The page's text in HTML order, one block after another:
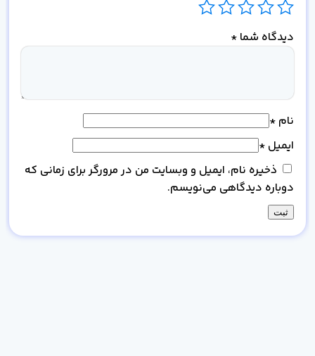
دیدگاه شما *
نام *
ایمیل *
ذخیره نام، ایمیل و وبسایت من در مرورگر برای زمانی که
دوباره دیدگاهی می‌نویسم.